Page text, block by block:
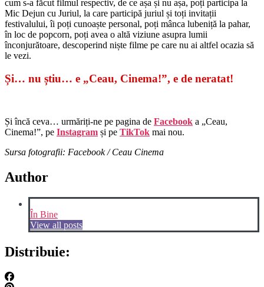
cum s-a făcut filmul respectiv, de ce așa și nu așa, poți participa la
Mic Dejun cu Juriul, la care participă juriul și toți invitații
festivalului, îi poți cunoaște personal, poți mânca lubeniță la pahar,
în loc de popcorn, poți avea o altă viziune asupra lumii
înconjurătoare, descoperind niște filme pe care nu ai altfel ocazia să
le vezi.
Și… nu știu… e „Ceau, Cinema!”, e de neratat!
Și încă ceva… urmăriți-ne pe pagina de Facebook a „Ceau,
Cinema!”, pe Instagram și pe TikTok mai nou.
Sursa fotografii: Facebook / Ceau Cinema
Author
În Bine
View all posts
Distribuie: